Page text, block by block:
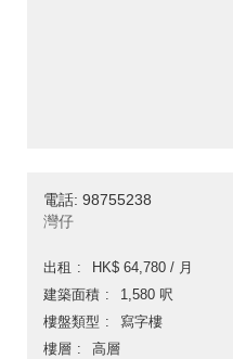
電話: 98755238
灣仔
出租
HK$ 64,780 / 月
建築面積
1,580 呎
樓盤類型
寫字樓
樓層
高層